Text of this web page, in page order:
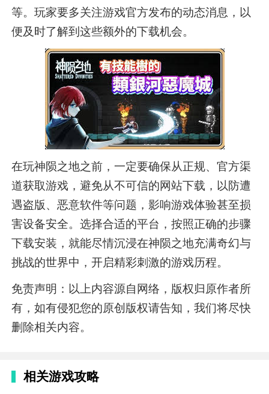
等。玩家要多关注游戏官方发布的动态消息，以
便及时了解到这些额外的下载机会。
在玩神陨之地之前，一定要确保从正规、官方渠
道获取游戏，避免从不可信的网站下载，以防遭
遇盗版、恶意软件等问题，影响游戏体验甚至损
害设备安全。选择合适的平台，按照正确的步骤
下载安装，就能尽情沉浸在神陨之地充满奇幻与
挑战的世界中，开启精彩刺激的游戏历程。
免责声明：以上内容源自网络，版权归原作者所
有，如有侵犯您的原创版权请告知，我们将尽快
删除相关内容。
相关游戏攻略